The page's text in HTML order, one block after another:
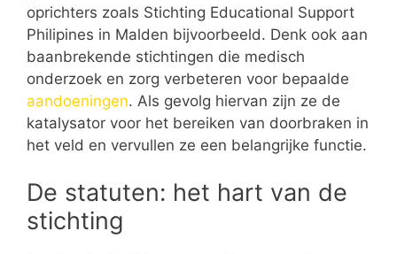
oprichters zoals Stichting Educational Support
Philipines in Malden bijvoorbeeld. Denk ook aan
baanbrekende stichtingen die medisch
onderzoek en zorg verbeteren voor bepaalde
aandoeningen. Als gevolg hiervan zijn ze de
katalysator voor het bereiken van doorbraken in
het veld en vervullen ze een belangrijke functie.
De statuten: het hart van de
stichting